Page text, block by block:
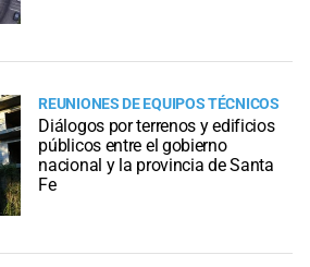
REUNIONES DE EQUIPOS TÉCNICOS
Diálogos por terrenos y edificios
públicos entre el gobierno
nacional y la provincia de Santa
Fe